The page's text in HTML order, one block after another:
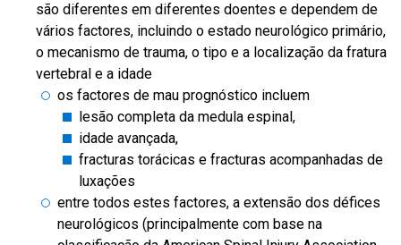
são diferentes em diferentes doentes e dependem de
vários factores, incluindo o estado neurológico primário,
o mecanismo de trauma, o tipo e a localização da fratura
vertebral e a idade
os factores de mau prognóstico incluem
lesão completa da medula espinal,
idade avançada,
fracturas torácicas e fracturas acompanhadas de
luxações
entre todos estes factores, a extensão dos défices
neurológicos (principalmente com base na